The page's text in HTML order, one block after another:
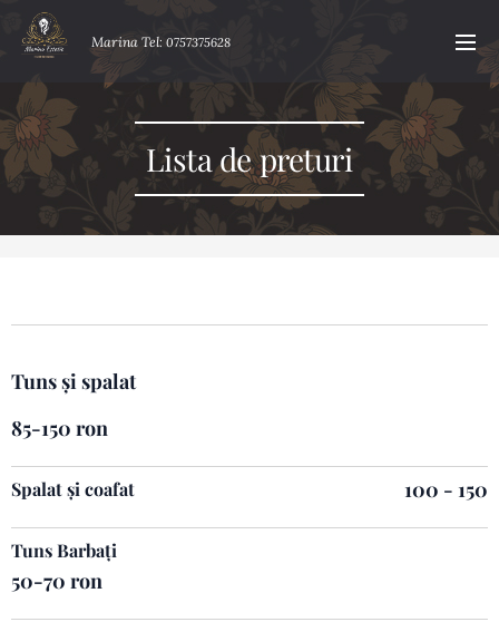
Marina Tel: 0757375628
Lista de preturi
Tuns și spalat
85-150 ron
Spalat și coafat 100 - 150
Tuns Barbați
50-70 ron